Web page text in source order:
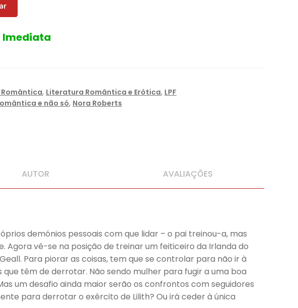
Imediata
, Literatura Romântica e Erótica, LPF
e não só, Nora Roberts
AUTOR AVALIAÇÕES
demónios pessoais com que lidar – o pai treinou-a, mas
Agora vê-se na posição de treinar um feiticeiro da Irlanda do
Para piorar as coisas, tem que se controlar para não ir à
têm de derrotar. Não sendo mulher para fugir a uma boa
um desafio ainda maior serão os confrontos com seguidores
para derrotar o exército de Lilith? Ou irá ceder à única